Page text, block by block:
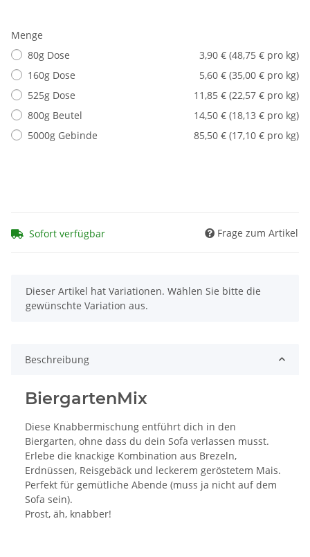
Menge
80g Dose
3,90 € (48,75 € pro kg)
160g Dose
5,60 € (35,00 € pro kg)
525g Dose
11,85 € (22,57 € pro kg)
800g Beutel
14,50 € (18,13 € pro kg)
5000g Gebinde
85,50 € (17,10 € pro kg)
Sofort verfügbar Frage zum Artikel
x
Dieser Artikel hat Variationen. Wählen Sie bitte die
gewünschte Variation aus.
Beschreibung
BiergartenMix
Diese Knabbermischung entführt dich in den
Biergarten, ohne dass du dein Sofa verlassen musst.
Erlebe die knackige Kombination aus Brezeln,
Erdnüssen, Reisgebäck und leckerem geröstetem Mais.
Perfekt für gemütliche Abende (muss ja nicht auf dem
Sofa sein).
Prost, äh, knabber!